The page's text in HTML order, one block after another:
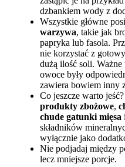
dzbankiem wody z
Wszystkie główne
warzywa, takie jak
papryka lub fasola.
nie korzystać z
dużą ilość soli.
owoce były
zawiera bowiem inny
Co jeszcze warto
produkty zbożowe,
chude gatunki mięsa i
składników
wyłącznie jako
Nie podjadaj między
lecz mniejsze porcje.